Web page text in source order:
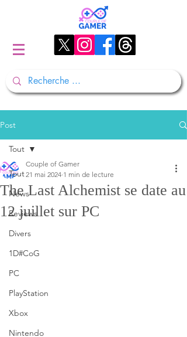
Post
Tout
News
Reviews
Divers
1D#CoG
PC
PlayStation
Xbox
Nintendo
Tout
The Last Alchemist se date au
12 juillet sur PC
Couple of Gamer
21 mai 2024 1 min de lecture